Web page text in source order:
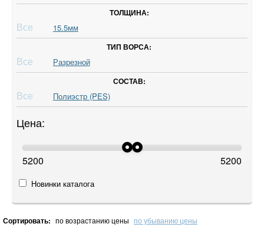
ТОЛЩИНА:
Все 15.5мм
ТИП ВОРСА:
Все Разрезной
СОСТАВ:
Все Полиэстр (PES)
Цена:
5200 5200
Новинки каталога
Сортировать: по возрастанию цены по убыванию цены